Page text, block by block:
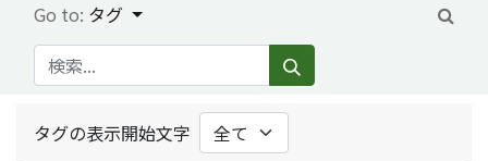
Go to: タグ
タグの表示開始文字